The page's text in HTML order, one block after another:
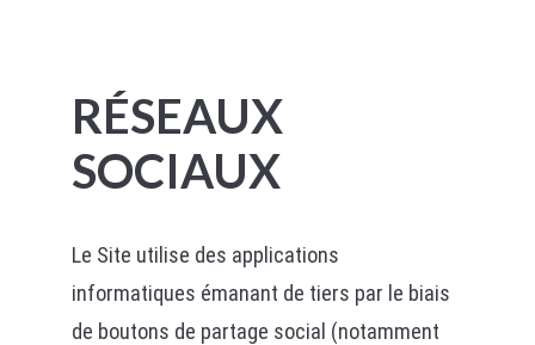
RÉSEAUX
SOCIAUX
Le Site utilise des applications
informatiques émanant de tiers par le biais
de boutons de partage social (notamment